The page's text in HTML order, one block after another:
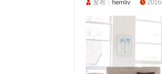
发布： hemliv